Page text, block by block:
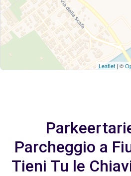
Leaflet | ©
Parcheggio a
Tieni Tu le